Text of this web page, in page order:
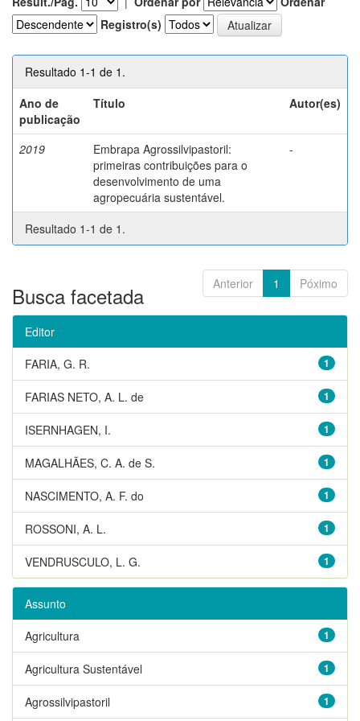
Registro(s)
Resultado 1-1 de 1.
Ano de
publicação
Título Autor(es)
2019
Embrapa Agrossilvipastoril:
primeiras contribuições para o
desenvolvimento de uma
agropecuária sustentável.
-
Resultado 1-1 de 1.
Anterior 1 Póximo
Busca facetada
Editor
1
FARIA, G. R.
1
FARIAS NETO, A. L. de
1
ISERNHAGEN, I.
1
MAGALHÃES, C. A. de S.
1
NASCIMENTO, A. F. do
1
ROSSONI, A. L.
1
VENDRUSCULO, L. G.
Assunto
1
Agricultura
1
Agricultura Sustentável
1
Agrossilvipastoril